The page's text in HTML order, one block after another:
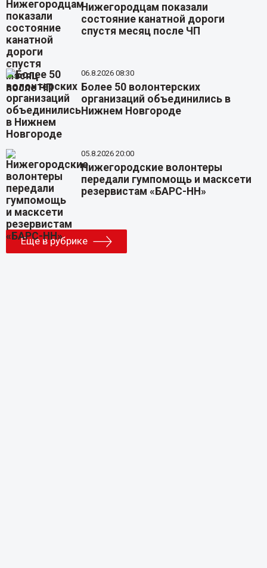
Нижегородцам показали
состояние канатной дороги
спустя месяц после ЧП
06.8.2026 08:30
Более 50 волонтерских
организаций объединились в
Нижнем Новгороде
05.8.2026 20:00
Нижегородские волонтеры
передали гумпомощь и масксети
резервистам «БАРС-НН»
Еще в рубрике